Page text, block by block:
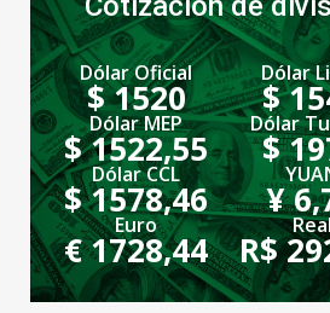
Dólar Oficial
$ 1520
Dólar
$
Dólar MEP
$ 1522,55
Dólar
$
Dólar CCL
$ 1578,46 ¥
Euro
€ 1728,44 R$